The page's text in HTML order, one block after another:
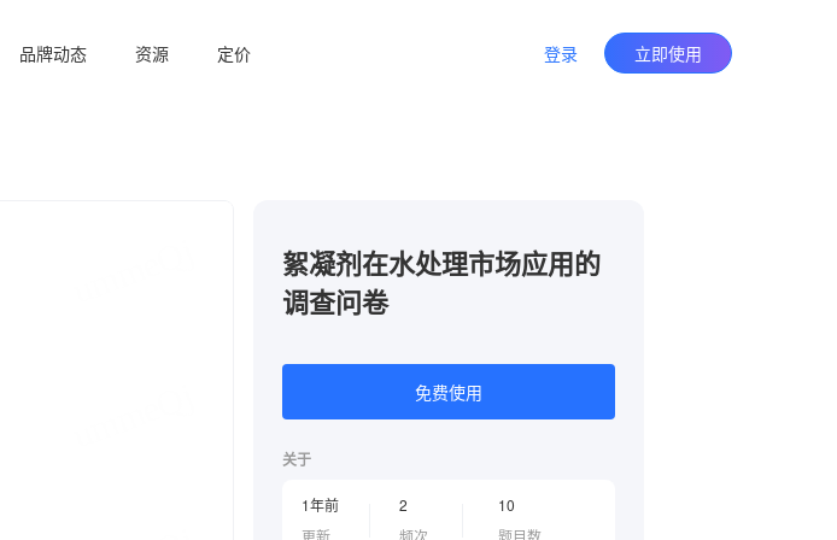
品牌动态 资源 定价 登录 立即使用
絮凝剂在水处理市场应用的
调查问卷
免费使用
关于
1年前
更新
2
频次
10
题目数